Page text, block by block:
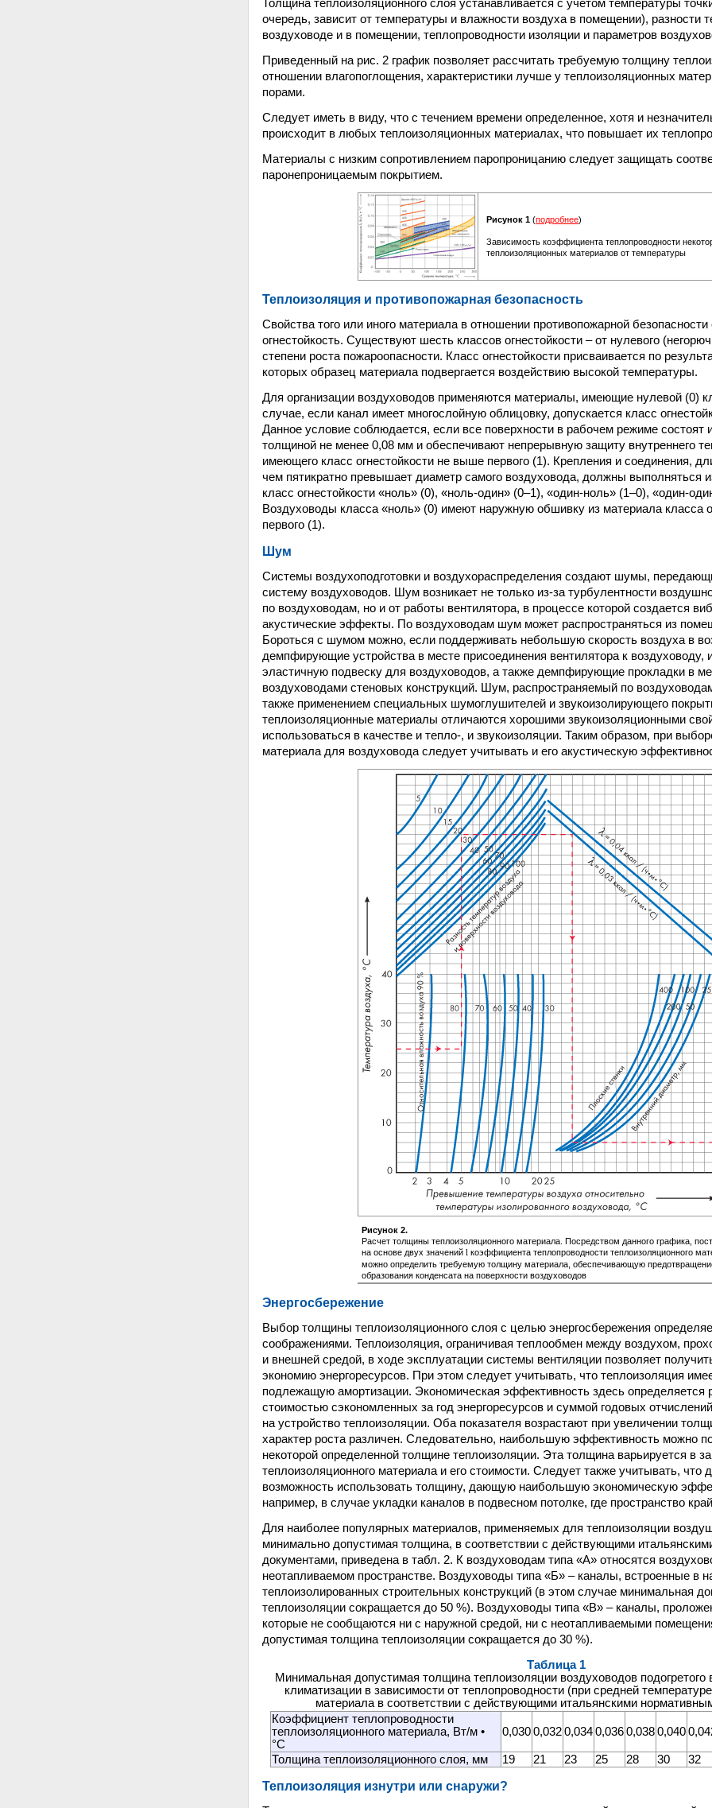
Толщина теплоизоляционного слоя устанавливается с учетом температуры
очередь, зависит от температуры и влажности воздуха в помещении), разности
воздуховоде и в помещении, теплопроводности изоляции и параметров
Приведенный на рис. 2 график позволяет рассчитать требуемую толщину
отношении влагопоглощения, характеристики лучше у теплоизоляционных
порами.
Следует иметь в виду, что с течением времени определенное, хотя и
происходит в любых теплоизоляционных материалах, что повышает их
Материалы с низким сопротивлением паропроницанию следует защищать
паронепроницаемым покрытием.
Рисунок 1 (подробнее)
Зависимость коэффициента теплопроводности
теплоизоляционных материалов от температуры
Теплоизоляция и противопожарная безопасность
Свойства того или иного материала в отношении противопожарной
огнестойкость. Существуют шесть классов огнестойкости – от нулевого
степени роста пожароопасности. Класс огнестойкости присваивается по
которых образец материала подвергается воздействию высокой температуры.
Для организации воздуховодов применяются материалы, имеющие нулевой (0)
случае, если канал имеет многослойную облицовку, допускается класс
Данное условие соблюдается, если все поверхности в рабочем режиме состоят
толщиной не менее 0,08 мм и обеспечивают непрерывную защиту внутреннего
имеющего класс огнестойкости не выше первого (1). Крепления и соединения,
чем пятикратно превышает диаметр самого воздуховода, должны выполняться
класс огнестойкости «ноль» (0), «ноль-один» (0–1), «один-ноль» (1–0), «один-
Воздуховоды класса «ноль» (0) имеют наружную обшивку из материала класса
первого (1).
Шум
Системы воздухоподготовки и воздухораспределения создают шумы,
систему воздуховодов. Шум возникает не только из-за турбулентности
по воздуховодам, но и от работы вентилятора, в процессе которой создается
акустические эффекты. По воздуховодам шум может распространяться из
Бороться с шумом можно, если поддерживать небольшую скорость воздуха в
демпфирующие устройства в месте присоединения вентилятора к воздуховоду,
эластичную подвеску для воздуховодов, а также демпфирующие прокладки в
воздуховодами стеновых конструкций. Шум, распространяемый по
также применением специальных шумоглушителей и звукоизолирующего
теплоизоляционные материалы отличаются хорошими звукоизоляционными
использоваться в качестве и тепло-, и звукоизоляции. Таким образом, при
материала для воздуховода следует учитывать и его акустическую
Рисунок 2.
Расчет толщины теплоизоляционного материала. Посредством данного графика,
на основе двух значений l коэффициента теплопроводности теплоизоляционного
можно определить требуемую толщину материала, обеспечивающую
образования конденсата на поверхности воздуховодов
Энергосбережение
Выбор толщины теплоизоляционного слоя с целью энергосбережения
соображениями. Теплоизоляция, ограничивая теплообмен между воздухом,
и внешней средой, в ходе эксплуатации системы вентиляции позволяет
экономию энергоресурсов. При этом следует учитывать, что теплоизоляция
подлежащую амортизации. Экономическая эффективность здесь определяется
стоимостью сэкономленных за год энергоресурсов и суммой годовых
на устройство теплоизоляции. Оба показателя возрастают при увеличении
характер роста различен. Следовательно, наибольшую эффективность можно
некоторой определенной толщине теплоизоляции. Эта толщина варьируется в
теплоизоляционного материала и его стоимости. Следует также учитывать, что
возможность использовать толщину, дающую наибольшую экономическую
например, в случае укладки каналов в подвесном потолке, где пространство
Для наиболее популярных материалов, применяемых для теплоизоляции
минимально допустимая толщина, в соответствии с действующими
документами, приведена в табл. 2. К воздуховодам типа «А» относятся
неотапливаемом пространстве. Воздуховоды типа «Б» – каналы, встроенные в
теплоизолированных строительных конструкций (в этом случае минимальная
теплоизоляции сокращается до 50 %). Воздуховоды типа «В» – каналы,
которые не сообщаются ни с наружной средой, ни с неотапливаемыми
допустимая толщина теплоизоляции сокращается до 30 %).
Таблица 1
Минимальная допустимая толщина теплоизоляции воздуховодов подогретого
климатизации в зависимости от теплопроводности (при средней
материала в соответствии с действующими итальянскими
Коэффициент теплопроводности
теплоизоляционного материала, Вт/м •
°С
0,0300,0320,0340,0360,0380,040
Толщина теплоизоляционного слоя, мм 19 21 23 25 28 30 32
Теплоизоляция изнутри или снаружи?